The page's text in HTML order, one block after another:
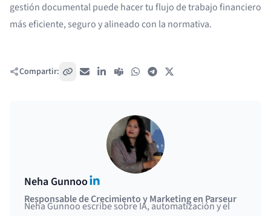
gestión documental puede hacer tu flujo de trabajo financiero
más eficiente, seguro y alineado con la normativa.
Compartir: Copiar enlace
Correo electrónico
LinkedIn
Teams WhatsAppTelegram
Neha GunnooLinkedIn
Responsable de Crecimiento y Marketing en Parseur
Neha Gunnoo escribe sobre IA, automatización y el